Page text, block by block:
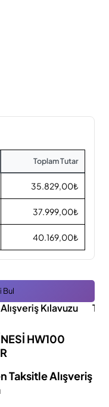
Toplam Tutar
35.829,00₺
37.999,00₺
40.169,00₺
Bul
Kılavuzu
HW100
Taksitle Alışveriş